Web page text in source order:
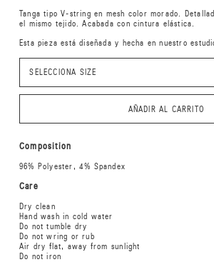
Tanga tipo V-string en mesh color morado.
el mismo tejido. Acabada con cintura elástica.
Esta pieza está diseñada y hecha en nuestro
AÑADIR AL CARRITO
Composition
96% Polyester, 4% Spandex
Care
Dry clean
Hand wash in cold water
Do not tumble dry
Do not wring or rub
Air dry flat, away from sunlight
Do not iron